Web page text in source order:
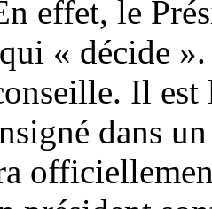
effet, le
« décide
Il est
dans